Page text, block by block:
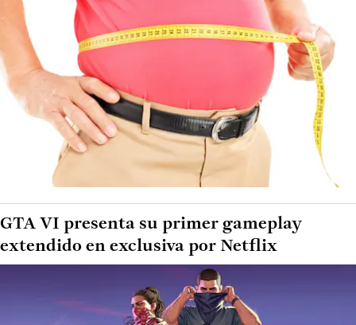
GTA VI presenta su primer gameplay
extendido en exclusiva por Netflix